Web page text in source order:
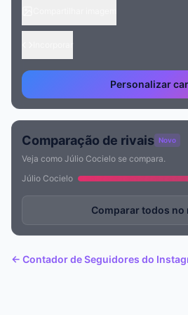
Personalizar
Comparação de rivais Novo
Veja como Júlio Cocielo se compara.
Júlio Cocielo
Comparar todos no
← Contador de Seguidores do